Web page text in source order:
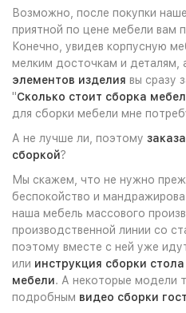
Возможно, после покупки
приятной по цене мебели вам
Конечно, увидев корпусную
мелким досточкам и деталям,
элементов изделия вы сразу
"Сколько стоит сборка
для сборки мебели мне
А не лучше ли, поэтому
сборкой?
Мы скажем, что не нужно
беспокойство и
наша мебель массового
производственной линии со
поэтому вместе с ней уже
или инструкция сборки стола
мебели. А некоторые модели
подробным видео сборки